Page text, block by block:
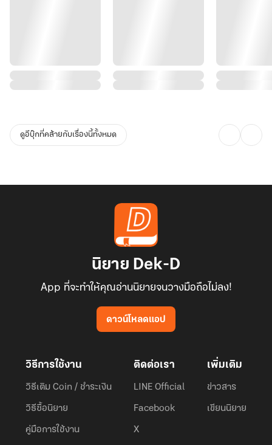
ดูอีบุ๊กที่คล้ายกับเรื่องนี้ทั้งหมด
นิยาย Dek-D
App ที่จะทำให้คุณอ่านนิยายจนวางมือถือไม่ลง!
ดาวน์โหลดแอป
วิธีการใช้งาน
วิธีเติม Coin / ชำระเงิน
วิธีซื้อนิยาย
คู่มือการใช้งาน
ติดต่อเรา
LINE Official
Facebook
X
เพิ่มเติม
ข่าวสาร
เขียนนิยาย